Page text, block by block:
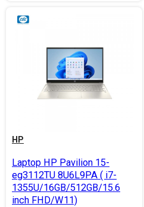
HP
Laptop HP Pavilion 15-
eg3112TU 8U6L9PA ( i7-
1355U/16GB/512GB/15.6
inch FHD/W11)